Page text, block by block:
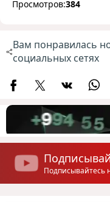
Просмотров:384
Вам понравилась
социальных сетях
Подписывайтесь